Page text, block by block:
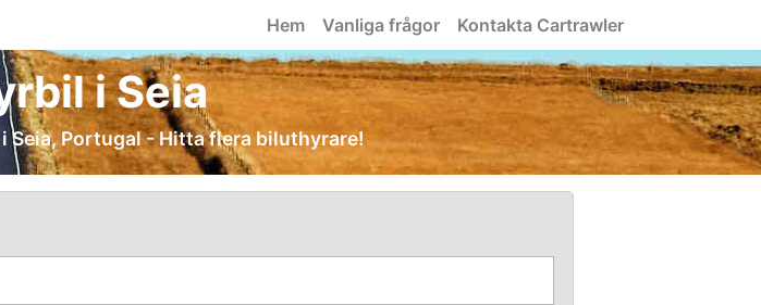
Hem Vanliga frågor Kontakta Cartrawler
i Seia
Seia, Portugal - Hitta flera biluthyrare!